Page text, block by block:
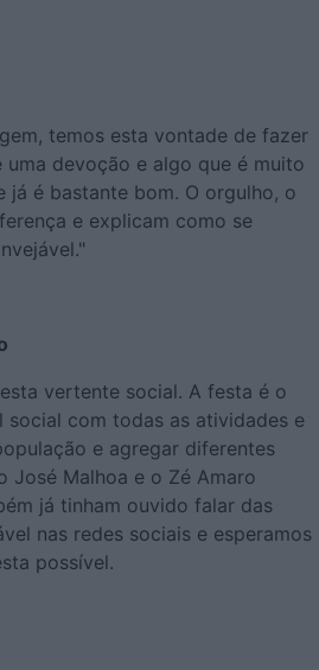
temos esta vontade de fazer
devoção e algo que é muito
já é bastante bom. O orgulho, o
e explicam como se
vertente social. A festa é o
social com todas as atividades e
e agregar diferentes
José Malhoa e o Zé Amaro
já tinham ouvido falar das
nas redes sociais e esperamos
possível.